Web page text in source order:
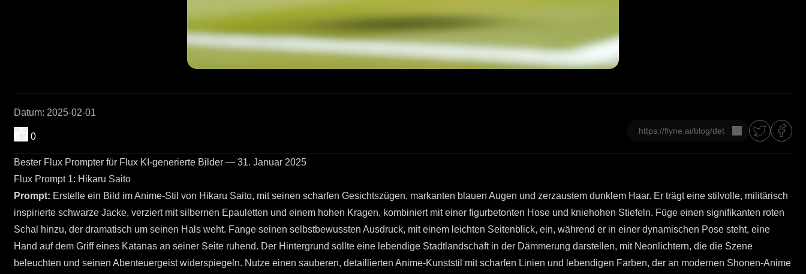
Datum: 2025-02-01
0 Kopieren
Bester Flux Prompter für Flux KI-generierte Bilder — 31. Januar 2025
Flux Prompt 1: Hikaru Saito
Prompt: Erstelle ein Bild im Anime-Stil von Hikaru Saito, mit seinen scharfen Gesichtszügen, markanten blauen Augen und zerzaustem dunklem Haar. Er trägt eine stilvolle, militärisch
inspirierte schwarze Jacke, verziert mit silbernen Epauletten und einem hohen Kragen, kombiniert mit einer figurbetonten Hose und kniehohen Stiefeln. Füge einen signifikanten roten
Schal hinzu, der dramatisch um seinen Hals weht. Fange seinen selbstbewussten Ausdruck, mit einem leichten Seitenblick, ein, während er in einer dynamischen Pose steht, eine
Hand auf dem Griff eines Katanas an seiner Seite ruhend. Der Hintergrund sollte eine lebendige Stadtlandschaft in der Dämmerung darstellen, mit Neonlichtern, die die Szene
beleuchten und seinen Abenteuergeist widerspiegeln. Nutze einen sauberen, detaillierten Anime-Kunststil mit scharfen Linien und lebendigen Farben, der an modernen Shonen-Anime